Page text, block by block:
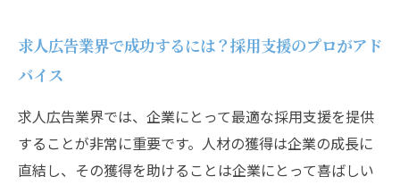
求人広告業界で成功するには？採用支援のプロがアド
バイス
求人広告業界では、企業にとって最適な採用支援を提供
することが非常に重要です。人材の獲得は企業の成長に
直結し、その獲得を助けることは企業にとって喜ばしい